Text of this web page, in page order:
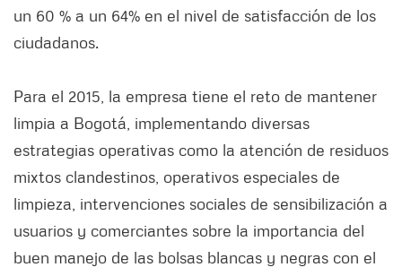
un 60 % a un 64% en el nivel de satisfacción de los
ciudadanos.
Para el 2015, la empresa tiene el reto de mantener
limpia a Bogotá, implementando diversas
estrategias operativas como la atención de residuos
mixtos clandestinos, operativos especiales de
limpieza, intervenciones sociales de sensibilización a
usuarios y comerciantes sobre la importancia del
buen manejo de las bolsas blancas y negras con el